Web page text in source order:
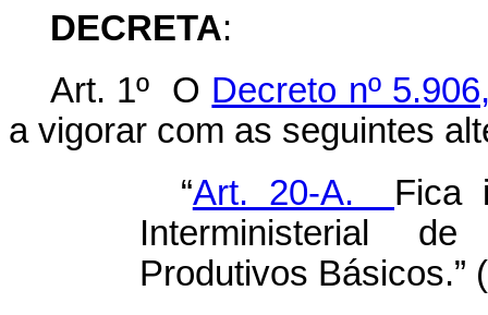
DECRETA:
Art. 1º O Decreto nº
a vigorar com as seguintes
“Art. 20-A. Fica
Interministerial
Produtivos Básicos.”